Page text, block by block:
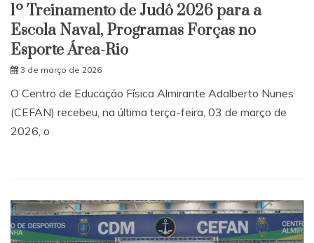
1º Treinamento de Judô 2026 para a
Escola Naval, Programas Forças no
Esporte Área-Rio
3 de março de 2026
O Centro de Educação Física Almirante Adalberto Nunes
(CEFAN) recebeu, na última terça-feira, 03 de março de
2026, o